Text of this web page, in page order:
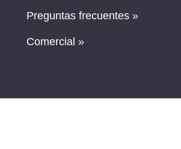
Preguntas frecuentes »
Comercial »